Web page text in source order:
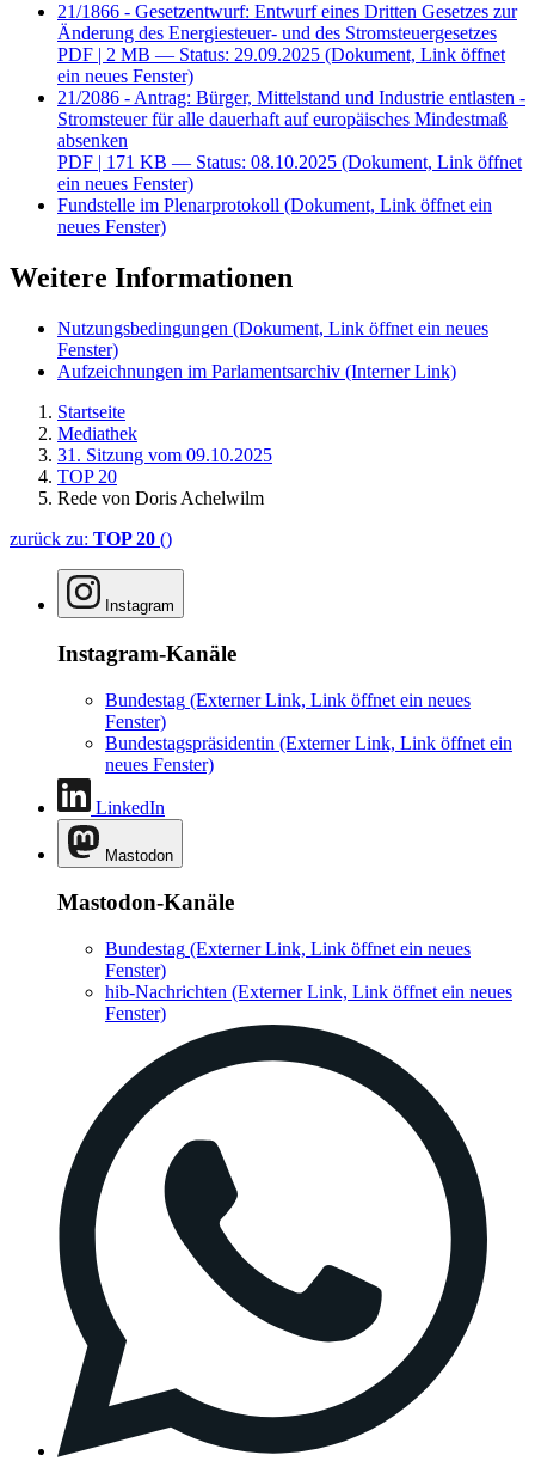
21/1866 - Gesetzentwurf: Entwurf eines Dritten Gesetzes zur
Änderung des Energiesteuer- und des Stromsteuergesetzes
PDF | 2 MB — Status: 29.09.2025 (Dokument, Link öffnet
ein neues Fenster)
21/2086 - Antrag: Bürger, Mittelstand und Industrie entlasten -
Stromsteuer für alle dauerhaft auf europäisches Mindestmaß
absenken
PDF | 171 KB — Status: 08.10.2025 (Dokument, Link öffnet
ein neues Fenster)
Fundstelle im Plenarprotokoll (Dokument, Link öffnet ein
neues Fenster)
Weitere Informationen
Nutzungsbedingungen (Dokument, Link öffnet ein neues
Fenster)
Aufzeichnungen im Parlamentsarchiv (Interner Link)
Startseite
Mediathek
31. Sitzung vom 09.10.2025
TOP 20
Rede von Doris Achelwilm
zurück zu: TOP 20 ()
Instagram
Instagram-Kanäle
Bundestag (Externer Link, Link öffnet ein neues
Fenster)
Bundestagspräsidentin (Externer Link, Link öffnet ein
neues Fenster)
LinkedIn
Mastodon
Mastodon-Kanäle
Bundestag (Externer Link, Link öffnet ein neues
Fenster)
hib-Nachrichten (Externer Link, Link öffnet ein neues
Fenster)